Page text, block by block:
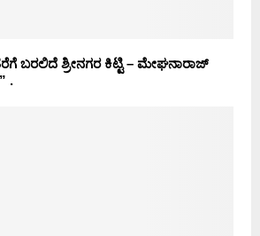
ಬರಲಿದೆ ಶ್ರೀನಗರ ಕಿಟ್ಟಿ – ಮೇಘನಾರಾಜ್
.